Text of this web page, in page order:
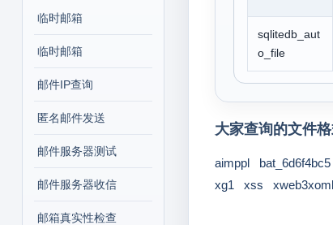
临时邮箱
临时邮箱
邮件IP查询
匿名邮件发送
邮件服务器测试
邮件服务器收信
邮箱真实性检查
sqlitedb_aut
o_file
大家查询的文件
aimppl bat_6d6f4bc5
xg1
xss xweb3xoml